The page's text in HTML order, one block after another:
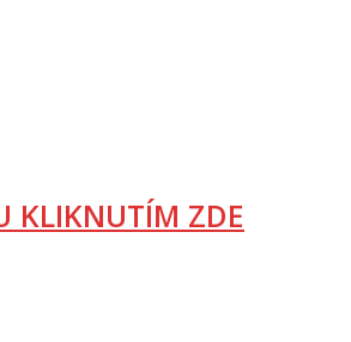
KLIKNUTÍM ZDE